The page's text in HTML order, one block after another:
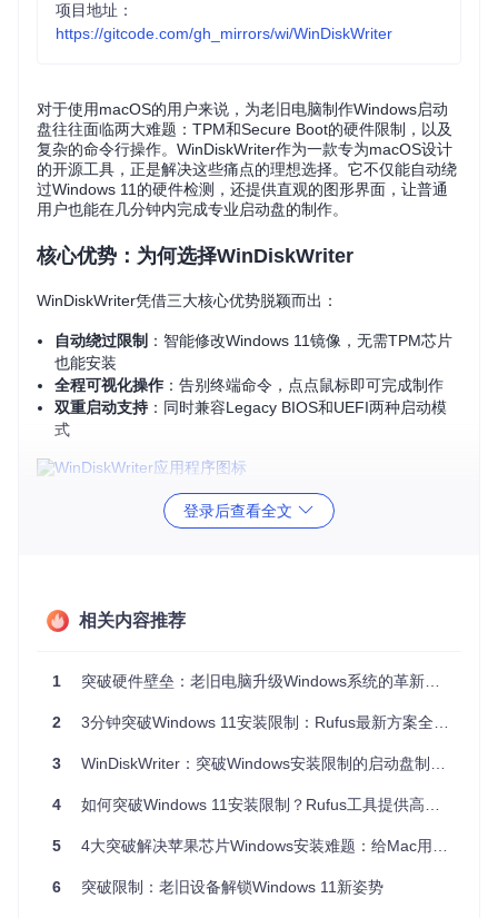
项目地址：
https://gitcode.com/gh_mirrors/wi/WinDiskWriter
对于使用macOS的用户来说，为老旧电脑制作Windows启动
盘往往面临两大难题：TPM和Secure Boot的硬件限制，以及
复杂的命令行操作。WinDiskWriter作为一款专为macOS设计
的开源工具，正是解决这些痛点的理想选择。它不仅能自动绕
过Windows 11的硬件检测，还提供直观的图形界面，让普通
用户也能在几分钟内完成专业启动盘的制作。
核心优势：为何选择WinDiskWriter
WinDiskWriter凭借三大核心优势脱颖而出：
自动绕过限制 ：智能修改Windows 11镜像，无需TPM芯片
也能安装
全程可视化操作 ：告别终端命令，点点鼠标即可完成制作
双重启动支持 ：同时兼容Legacy BIOS和UEFI两种启动模
式
WinDiskWriter图标 - 简洁设计背后的强大功能：轻松制作Win
开始前请准备好以下物品：
至少8GB容量的USB闪存驱动器（建议16GB）
稳定的网络连接（用于获取必要组件）
三步完成启动U盘制作
1. 获取并启动程序
git clone
进入项目目录，双击WinDiskWriter.app启动程序。
登录后查看全文
相关内容推荐
1 突破硬件壁垒：老旧电脑升级Windows系统的革新方案
2 3分钟突破Windows 11安装限制：Rufus最新方案全解析
3 WinDiskWriter：突破Windows安装限制的启动盘制作工具——如何让老旧设备焕发新生？
4 如何突破Windows 11安装限制？Rufus工具提供高效解决方案
5 4大突破解决苹果芯片Windows安装难题：给Mac用户的启动盘制作全攻略
6 突破限制：老旧设备解锁Windows 11新姿势